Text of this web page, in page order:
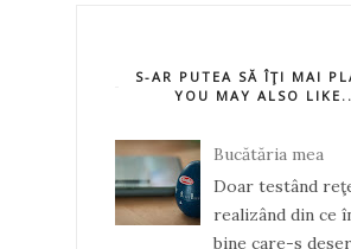
S-AR PUTEA SĂ ÎŢI MAI
YOU MAY ALSO
Bucătăria mea
Doar testând
realizând din ce
bine care-s